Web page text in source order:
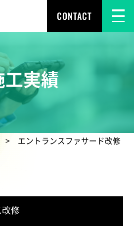
CONTACT
工実績
> エントランスファサード改修
修